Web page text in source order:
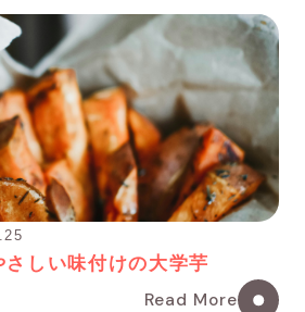
さしい味付けの大学芋
Read More